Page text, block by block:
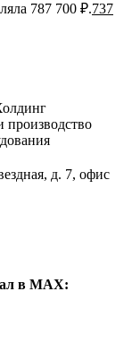
787 700 ₽.737
д. 7, офис
в MAX: